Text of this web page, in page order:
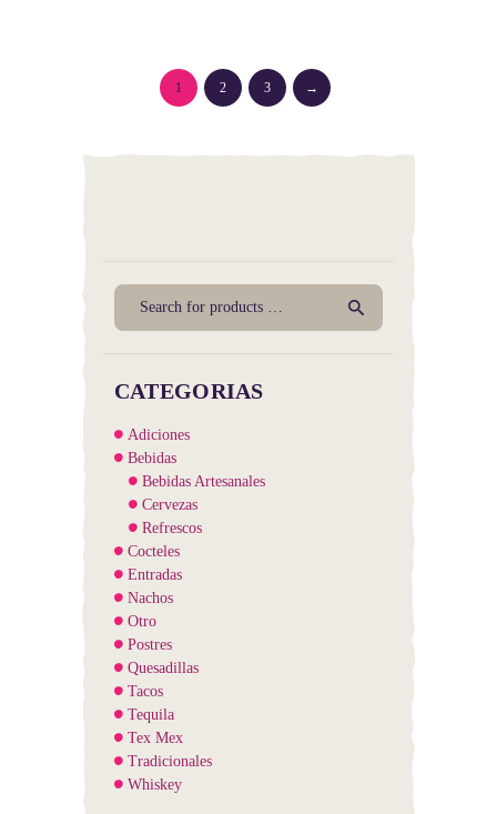
1 2 3 →
CATEGORIAS
Adiciones
Bebidas
Bebidas Artesanales
Cervezas
Refrescos
Cocteles
Entradas
Nachos
Otro
Postres
Quesadillas
Tacos
Tequila
Tex Mex
Tradicionales
Whiskey